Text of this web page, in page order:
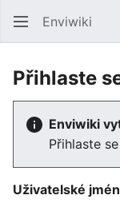
Enviwiki
Přihlaste
Enviwiki
Přihlaste
Uživatelské